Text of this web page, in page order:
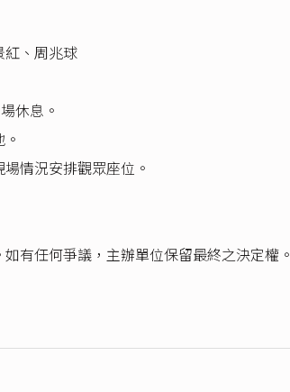
紅、周兆球
休息。
情況安排觀眾座位。
有任何爭議，主辦單位保留最終之決定權。